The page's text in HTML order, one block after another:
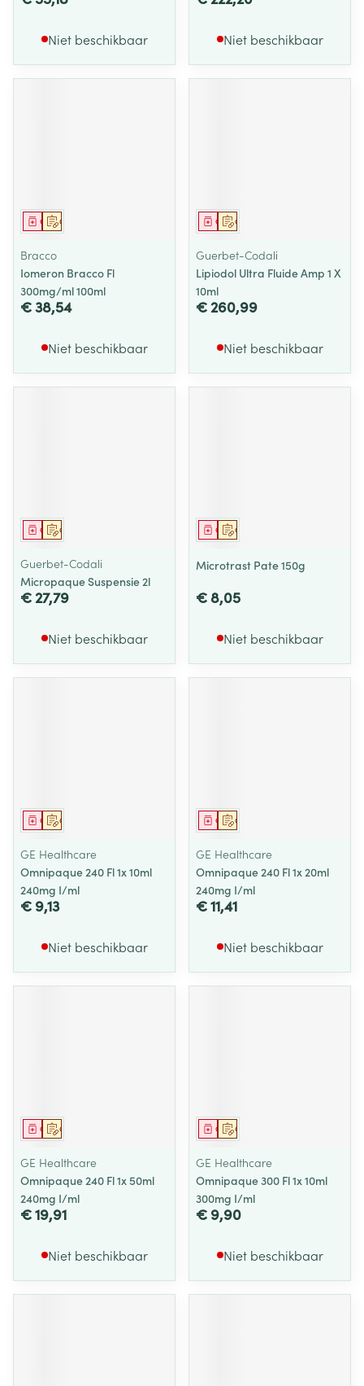
Niet beschikbaar Niet beschikbaar
Op voorschrift
Geneesmiddel
Bracco
Iomeron Bracco Fl
300mg/ml 100ml
€ 38,54
Niet beschikbaar
Op voorschrift
Geneesmiddel
Guerbet-Codali
Lipiodol Ultra Fluide Amp 1 X
10ml
€ 260,99
Niet beschikbaar
Op voorschrift
Geneesmiddel
Guerbet-Codali
Micropaque Suspensie 2l
€ 27,79
Niet beschikbaar
Op voorschrift
Geneesmiddel
Microtrast Pate 150g
€ 8,05
Niet beschikbaar
Op voorschrift
Geneesmiddel
GE Healthcare
Omnipaque 240 Fl 1x 10ml
240mg I/ml
€ 9,13
Niet beschikbaar
Op voorschrift
Geneesmiddel
GE Healthcare
Omnipaque 240 Fl 1x 20ml
240mg I/ml
€ 11,41
Niet beschikbaar
Op voorschrift
Geneesmiddel
GE Healthcare
Omnipaque 240 Fl 1x 50ml
240mg I/ml
€ 19,91
Niet beschikbaar
Op voorschrift
Geneesmiddel
GE Healthcare
Omnipaque 300 Fl 1x 10ml
300mg I/ml
€ 9,90
Niet beschikbaar